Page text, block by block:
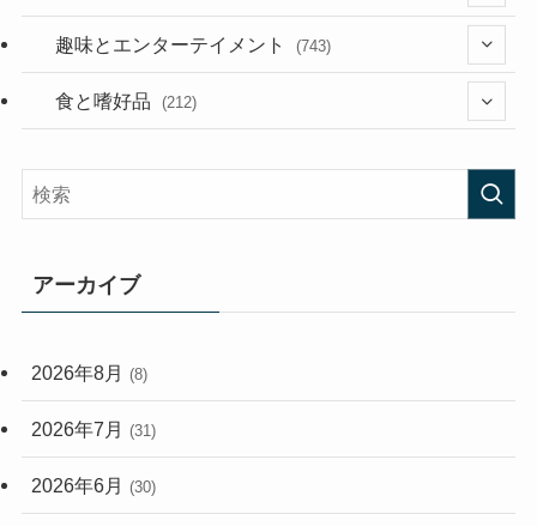
(181)
(395)
(282)
(33)
(248)
趣味とエンターテイメント (743)
(56)
食と嗜好品 (212)
アーカイブ
2026年8月 (8)
2026年7月 (31)
2026年6月 (30)